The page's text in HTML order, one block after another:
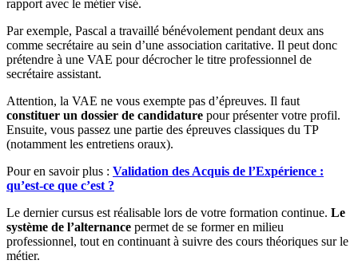
rapport avec le métier visé.
Par exemple, Pascal a travaillé bénévolement pendant deux ans
comme secrétaire au sein d’une association caritative. Il peut donc
prétendre à une VAE pour décrocher le titre professionnel de
secrétaire assistant.
Attention, la VAE ne vous exempte pas d’épreuves. Il faut
constituer un dossier de candidature pour présenter votre profil.
Ensuite, vous passez une partie des épreuves classiques du TP
(notamment les entretiens oraux).
Pour en savoir plus : Validation des Acquis de l’Expérience :
qu’est-ce que c’est ?
Le dernier cursus est réalisable lors de votre formation continue. Le
système de l’alternance permet de se former en milieu
professionnel, tout en continuant à suivre des cours théoriques sur le
métier.